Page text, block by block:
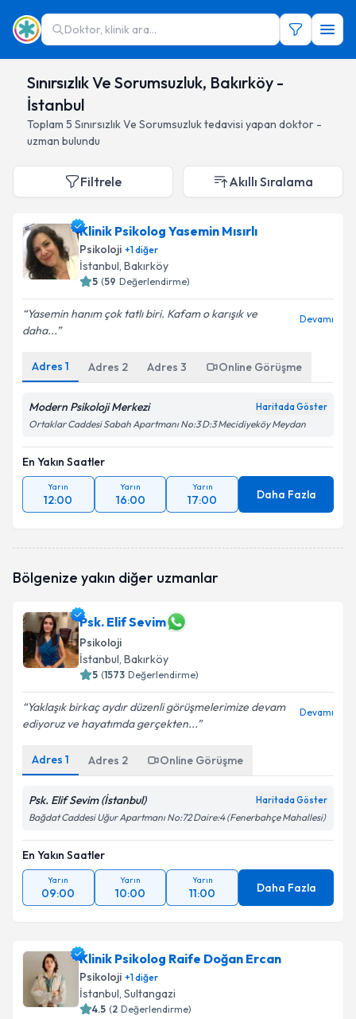
Doktor, klinik ara...
Sınırsızlık Ve Sorumsuzluk, Bakırköy -
İstanbul
Toplam 5 Sınırsızlık Ve Sorumsuzluktedavisi yapan doktor -
uzman bulundu
Filtrele Akıllı Sıralama
Klinik Psikolog Yasemin Mısırlı
Psikoloji +1diğer
İstanbul, Bakırköy
5 (59 Değerlendirme)
Yasemin hanım çok tatlı biri. Kafam o karışık ve
daha...
Devamı
Adres 1 Adres 2 Adres 3 Online Görüşme
Modern Psikoloji Merkezi Haritada Göster
Ortaklar Caddesi Sabah Apartmanı No:3 D:3 Mecidiyeköy Meydan
En Yakın Saatler
Yarın
12:00
Yarın
16:00
Yarın
17:00 Daha Fazla
Bölgenize yakın diğer uzmanlar
Psk. Elif Sevim
Psikoloji
İstanbul, Bakırköy
5 (1573 Değerlendirme)
Yaklaşık birkaç aydır düzenli görüşmelerimize devam
ediyoruz ve hayatımda gerçekten...
Devamı
Adres 1 Adres 2 Online Görüşme
Psk. Elif Sevim (İstanbul) Haritada Göster
Bağdat Caddesi Uğur Apartmanı No:72 Daire:4 (Fenerbahçe Mahallesi)
En Yakın Saatler
Yarın
09:00
Yarın
10:00
Yarın
11:00 Daha Fazla
Klinik Psikolog Raife Doğan Ercan
Psikoloji +1diğer
İstanbul, Sultangazi
4.5 (2 Değerlendirme)